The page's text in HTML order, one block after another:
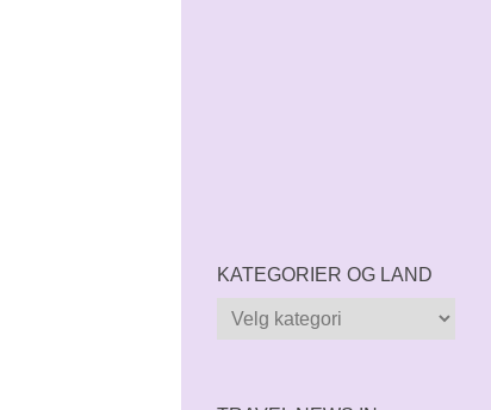
KATEGORIER OG LAND
Kategorier